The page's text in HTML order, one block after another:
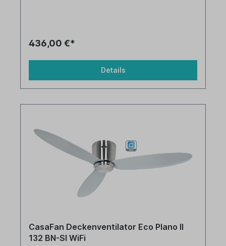
436,00 €*
Details
CasaFan Deckenventilator Eco Plano II
132 BN-SI WiFi